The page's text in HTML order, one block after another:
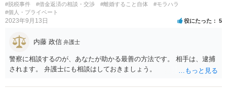
#脱税事件 #借金返済の相談・交渉 #離婚すること自体
#モラハラ
#個人・プライベート
2023年9月13日 役にたった 5
内藤 政信 弁護士
警察に相談するのが、あなたが助かる最善の方法です。 相手は、逮捕
されます。 弁護士にも相談はしておきましょう。